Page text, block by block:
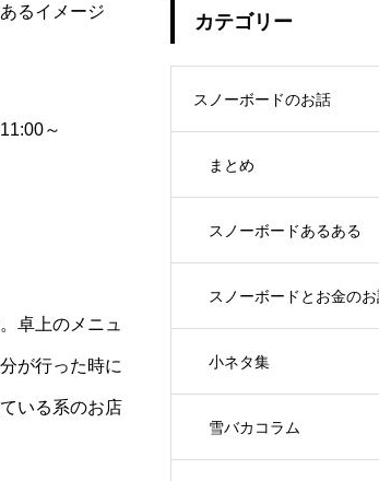
るイメージ
～
卓上のメニュ
が行った時に
いる系のお店
カテゴリー
スノーボードのお話
まとめ
スノーボードあるある
スノーボードとお金の
小ネタ集
雪バカコラム